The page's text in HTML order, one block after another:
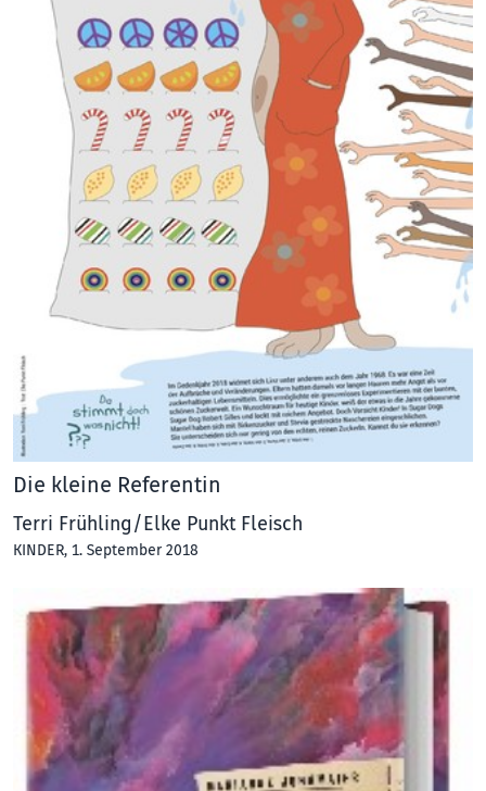
Die kleine Referentin
Terri Frühling/Elke Punkt Fleisch
KINDER, 1. September 2018